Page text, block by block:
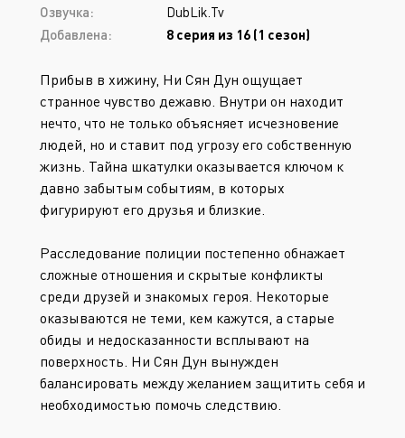
Озвучка:
DubLik.Tv
Добавлена:
8 серия из 16 (1 сезон)
Прибыв в хижину, Ни Сян Дун ощущает
странное чувство дежавю. Внутри он находит
нечто, что не только объясняет исчезновение
людей, но и ставит под угрозу его собственную
жизнь. Тайна шкатулки оказывается ключом к
давно забытым событиям, в которых
фигурируют его друзья и близкие.
Расследование полиции постепенно обнажает
сложные отношения и скрытые конфликты
среди друзей и знакомых героя. Некоторые
оказываются не теми, кем кажутся, а старые
обиды и недосказанности всплывают на
поверхность. Ни Сян Дун вынужден
балансировать между желанием защитить себя и
необходимостью помочь следствию.